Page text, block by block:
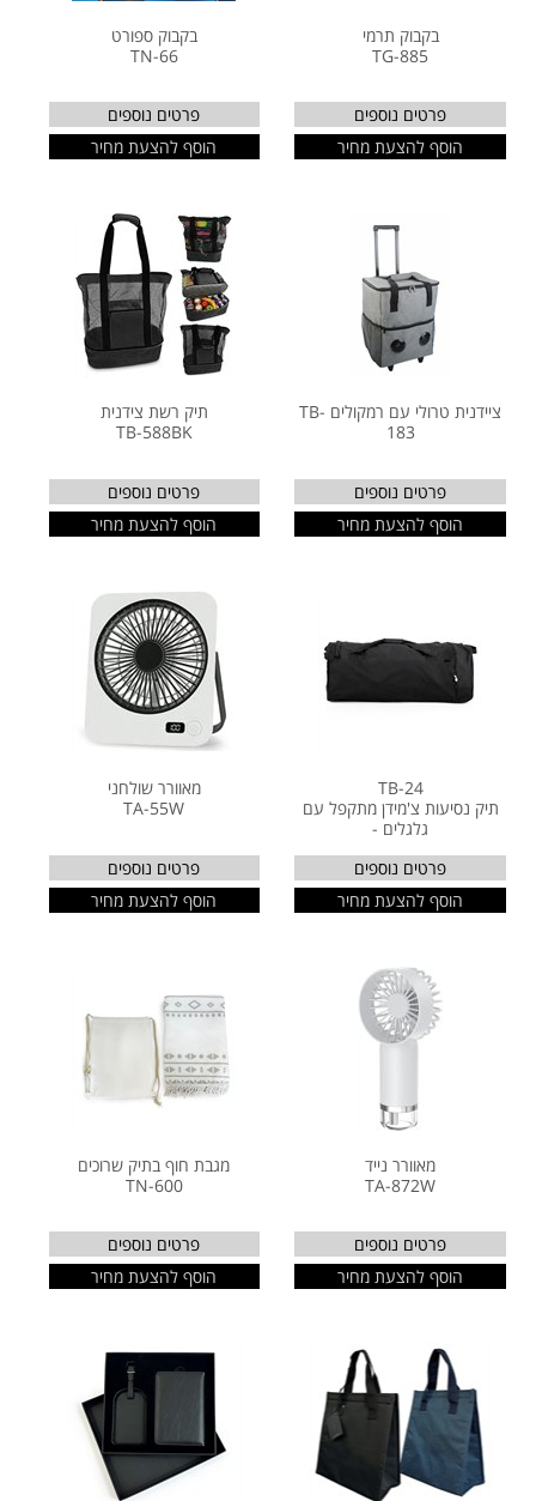
בקבוק תרמי
TG-885
פרטים נוספים
הוסף להצעת מחיר
בקבוק ספורט
TN-66
פרטים נוספים
הוסף להצעת מחיר
ציידנית טרולי עם רמקולים TB-
183
פרטים נוספים
הוסף להצעת מחיר
תיק רשת צידנית
TB-588BK
פרטים נוספים
הוסף להצעת מחיר
TB-24
תיק נסיעות צ'מידן מתקפל עם
גלגלים -
פרטים נוספים
הוסף להצעת מחיר
מאוורר שולחני
TA-55W
פרטים נוספים
הוסף להצעת מחיר
מאוורר נייד
TA-872W
פרטים נוספים
הוסף להצעת מחיר
מגבת חוף בתיק שרוכים
TN-600
פרטים נוספים
הוסף להצעת מחיר